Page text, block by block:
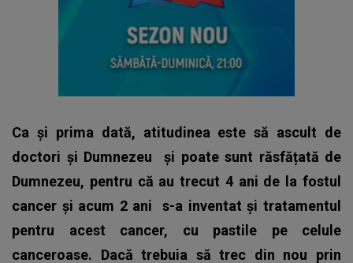
Ca și prima dată, atitudinea este să ascult de
doctori și Dumnezeu și poate sunt răsfățată de
Dumnezeu, pentru că au trecut 4 ani de la fostul
cancer și acum 2 ani s-a inventat și tratamentul
pentru acest cancer, cu pastile pe celule
canceroase. Dacă trebuia să trec din nou prin